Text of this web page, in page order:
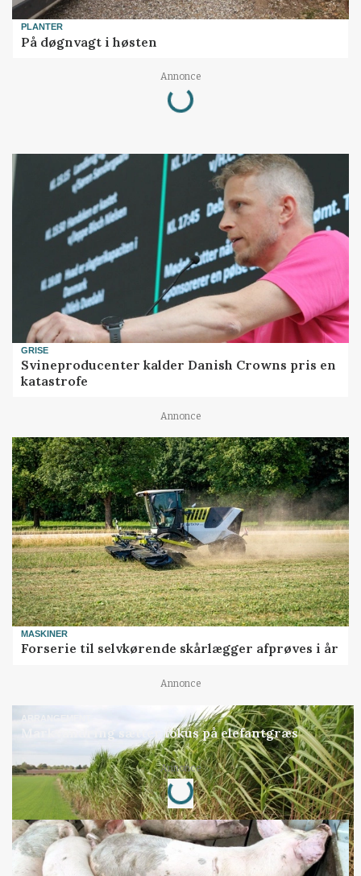
PLANTER
På døgnvagt i høsten
Annonce
Loading...
GRISE
Svineproducenter kalder Danish Crowns pris en
katastrofe
Annonce
MASKINER
Forserie til selvkørende skårlægger afprøves i år
Annonce
ARRANGEMENT
Markvandring sætter fokus på elefantgræs
Annonce
Loading...